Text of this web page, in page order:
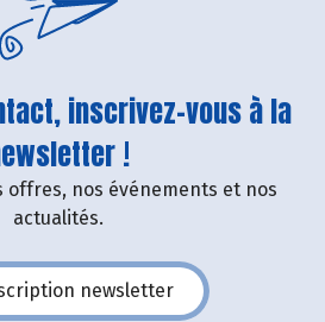
inscrivez-vous à la
!
offres, nos événements et nos
actualités.
newsletter